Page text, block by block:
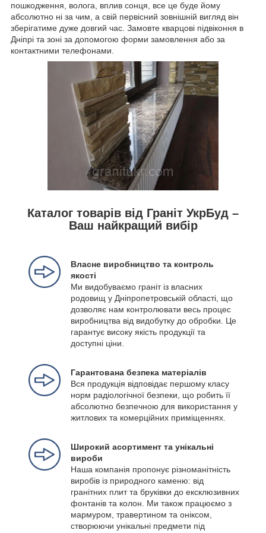
пошкодження, волога, вплив сонця, все це буде йому
абсолютно ні за чим, а свій первісний зовнішній вигляд він
зберігатиме дуже довгий час. Замовте кварцові підвіконня в
Дніпрі та зоні за допомогою форми замовлення або за
контактними телефонами.
Каталог товарів від Граніт УкрБуд –
Ваш найкращий вибір
Власне виробництво та контроль
якості
Ми видобуваємо граніт із власних
родовищ у Дніпропетровській області, що
дозволяє нам контролювати весь процес
виробництва від видобутку до обробки. Це
гарантує високу якість продукції та
доступні ціни.
Гарантована безпека матеріалів
Вся продукція відповідає першому класу
норм радіологічної безпеки, що робить її
абсолютно безпечною для використання у
житлових та комерційних приміщеннях.
Широкий асортимент та унікальні
вироби
Наша компанія пропонує різноманітність
виробів із природного каменю: від
гранітних плит та бруківки до ексклюзивних
фонтанів та колон. Ми також працюємо з
мармуром, травертином та оніксом,
створюючи унікальні предмети під